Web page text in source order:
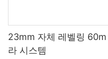
23mm 자체 레벨링
라 시스템